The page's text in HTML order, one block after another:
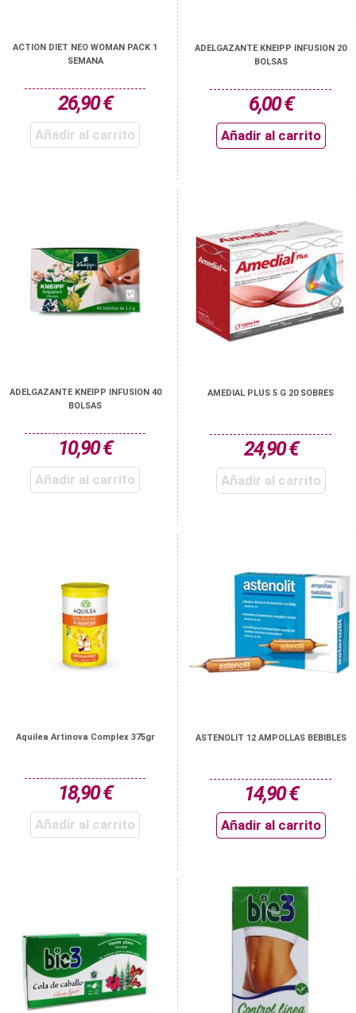
ACTION DIET NEO WOMAN PACK 1
SEMANA
26,90 €
Añadir al carrito
ADELGAZANTE KNEIPP INFUSION 20
BOLSAS
6,00 €
Añadir al carrito
ADELGAZANTE KNEIPP INFUSION 40
BOLSAS
10,90 €
Añadir al carrito
AMEDIAL PLUS 5 G 20 SOBRES
24,90 €
Añadir al carrito
Aquilea Artinova Complex 375gr
18,90 €
Añadir al carrito
ASTENOLIT 12 AMPOLLAS BEBIBLES
14,90 €
Añadir al carrito